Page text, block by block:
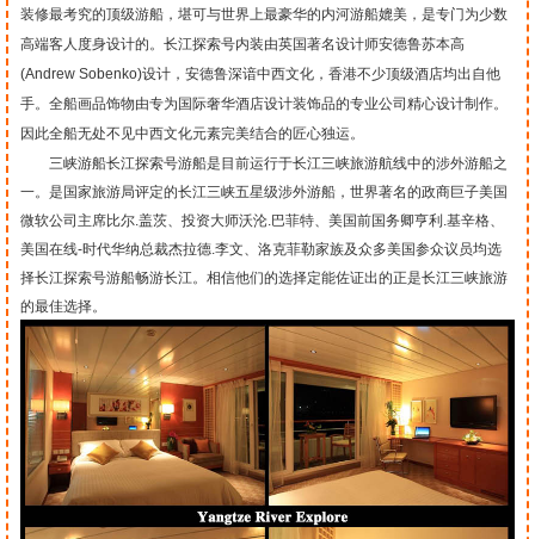
装修最考究的顶级游船，堪可与世界上最豪华的内河游船媲美，是专门为少数
高端客人度身设计的。长江探索号内装由英国著名设计师安德鲁苏本高
(Andrew Sobenko)设计，安德鲁深谙中西文化，香港不少顶级酒店均出自他
手。全船画品饰物由专为国际奢华酒店设计装饰品的专业公司精心设计制作。
因此全船无处不见中西文化元素完美结合的匠心独运。
三峡游船长江探索号游船是目前运行于长江三峡旅游航线中的涉外游船之
一。是国家旅游局评定的长江三峡五星级涉外游船，世界著名的政商巨子美国
微软公司主席比尔.盖茨、投资大师沃沦.巴菲特、美国前国务卿亨利.基辛格、
美国在线-时代华纳总裁杰拉德.李文、洛克菲勒家族及众多美国参众议员均选
择长江探索号游船畅游长江。相信他们的选择定能佐证出的正是长江三峡旅游
的最佳选择。